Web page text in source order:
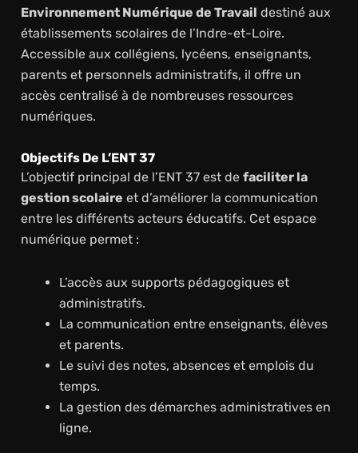
Environnement Numérique de Travail destiné aux
établissements scolaires de l’Indre-et-Loire.
Accessible aux collégiens, lycéens, enseignants,
parents et personnels administratifs, il offre un
accès centralisé à de nombreuses ressources
numériques.
Objectifs De L’ENT 37
L’objectif principal de l’ENT 37 est de faciliter la
gestion scolaire et d’améliorer la communication
entre les différents acteurs éducatifs. Cet espace
numérique permet :
L’accès aux supports pédagogiques et
administratifs.
La communication entre enseignants, élèves
et parents.
Le suivi des notes, absences et emplois du
temps.
La gestion des démarches administratives en
ligne.